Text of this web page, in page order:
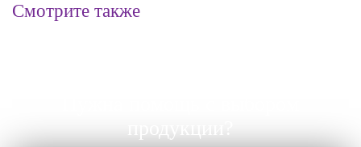
Смотрите также